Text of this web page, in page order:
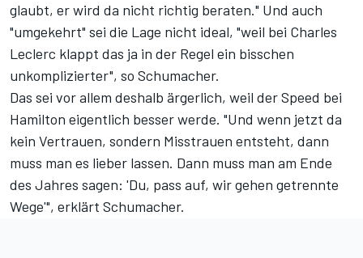
glaubt, er wird da nicht richtig beraten." Und auch
"umgekehrt" sei die Lage nicht ideal, "weil bei Charles
Leclerc klappt das ja in der Regel ein bisschen
unkomplizierter", so Schumacher.
Das sei vor allem deshalb ärgerlich, weil der Speed bei
Hamilton eigentlich besser werde. "Und wenn jetzt da
kein Vertrauen, sondern Misstrauen entsteht, dann
muss man es lieber lassen. Dann muss man am Ende
des Jahres sagen: 'Du, pass auf, wir gehen getrennte
Wege'", erklärt Schumacher.